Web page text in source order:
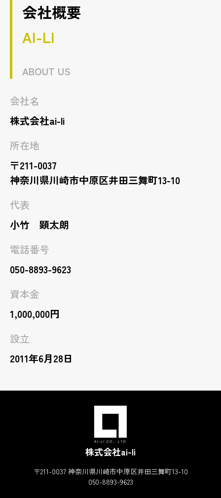
会社概要
AI-LI
ABOUT US
会社名
株式会社ai-li
所在地
〒211-0037
神奈川県川崎市中原区井田三舞町13-10
代表
小竹 顕太朗
電話番号
050-8893-9623
資本金
1,000,000円
設立
2011年6月28日
株式会社ai-li
〒211-0037 神奈川県川崎市中原区井田三舞町13-10
050-8893-9623